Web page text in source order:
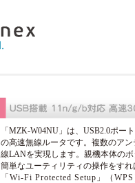
「MZK-W04NU」は、USB2.0ポー
の高速無線ルータです。複数のア
線LANを実現します。親機本体の
簡単なユーティリティの操作をす
「Wi-Fi Protected Setup」（